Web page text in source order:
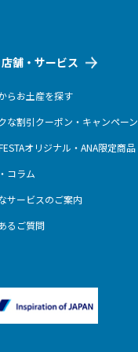
舗・サービス
らお土産を探す
な割引クーポン・キャンペーン
オリジナル・ANA限定商品
コラム
サービスのご案内
るご質問